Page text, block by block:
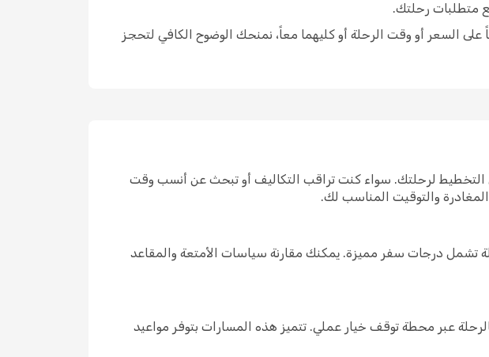
متطلبات رحلتك.
السعر أو وقت الرحلة أو كليهما معاً، نمنحك الوضوح الكافي لتحجز
التخطيط لرحلتك. سواء كنت تراقب التكاليف أو تبحث عن أنسب وقت
والتوقيت المناسب لك.
تشمل درجات سفر مميزة. يمكنك مقارنة سياسات الأمتعة والمقاعد
عبر محطة توقف خيار عملي. تتميز هذه المسارات بتوفر مواعيد